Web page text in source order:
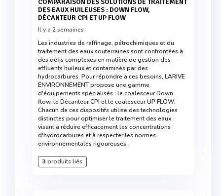
COMPARAISON DES SOLUTIONS DE TRAITEMENT
DES EAUX HUILEUSES : DOWN FLOW,
DÉCANTEUR CPI ET UP FLOW
Il y a 2 semaines
Les industries de raffinage, pétrochimiques et du
traitement des eaux souterraines sont confrontées à
des défis complexes en matière de gestion des
effluents huileux et contaminés par des
hydrocarbures. Pour répondre à ces besoins, LARIVE
ENVIRONNEMENT propose une gamme
d'équipements spécialisés : le coalesceur Down
flow, le Décanteur CPI et le coalesceur UP FLOW.
Chacun de ces dispositifs utilise des technologies
distinctes pour optimiser le traitement des eaux,
visant à réduire efficacement les concentrations
d'hydrocarbures et à respecter les normes
environnementales rigoureuses.
3 produits liés